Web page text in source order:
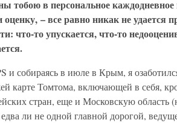
тобою в персональное каждодневное
– все равно никак не удается
что-то упускается, что-то
и собираясь в июле в Крым, я
карте Томтома, включающей в себя,
стран, еще и Московскую область
едва ли не одной главной дорогой,